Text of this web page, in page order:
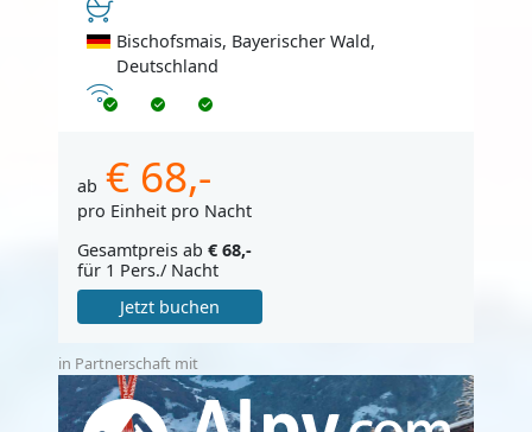
Bischofsmais, Bayerischer Wald,
Deutschland
Internet
ab € 68,-
pro Einheit pro Nacht
Gesamtpreis ab € 68,-
für 1 Pers./ Nacht
Jetzt buchen
in Partnerschaft mit